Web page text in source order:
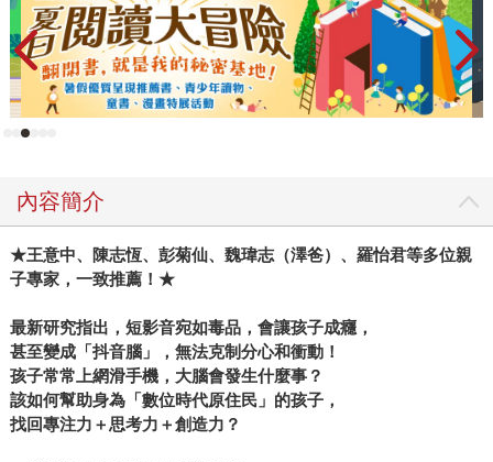
內容簡介
★王意中、陳志恆、彭菊仙、魏瑋志（澤爸）、羅怡君等多位親
子專家，一致推薦！★
最新研究指出，短影音宛如毒品，會讓孩子成癮，
甚至變成「抖音腦」，無法克制分心和衝動！
孩子常常上網滑手機，大腦會發生什麼事？
該如何幫助身為「數位時代原住民」的孩子，
找回專注力＋思考力＋創造力？